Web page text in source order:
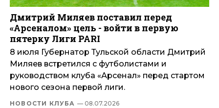
Дмитрий Миляев поставил перед
«Арсеналом» цель - войти в первую
пятерку Лиги PARI
8 июля Губернатор Тульской области Дмитрий
Миляев встретился с футболистами и
руководством клуба «Арсенал» перед стартом
нового сезона первой лиги.
НОВОСТИ КЛУБА — 08.07.2026